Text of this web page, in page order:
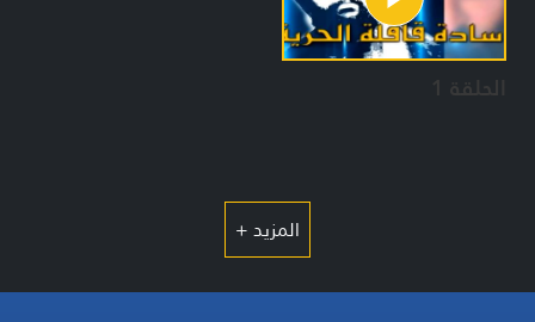
الحلقة 1
المزيد +